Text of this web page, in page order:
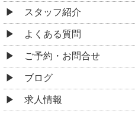
スタッフ紹介
よくある質問
ご予約・お問合せ
ブログ
求人情報